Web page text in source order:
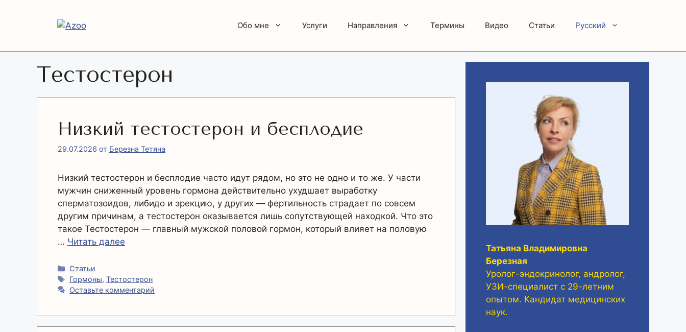
Обо мне Услуги Направления Термины Видео Статьи Русский
Тестостерон
Низкий тестостерон и бесплодие
29.07.2026 от Березна Тетяна
Низкий тестостерон и бесплодие часто идут рядом, но это не одно и то же. У части
мужчин сниженный уровень гормона действительно ухудшает выработку
сперматозоидов, либидо и эрекцию, у других — фертильность страдает по совсем
другим причинам, а тестостерон оказывается лишь сопутствующей находкой. Что это
такое Тестостерон — главный мужской половой гормон, который влияет на половую
… Читать далее
Рубрики
Статьи
Метки
Гормоны,Тестостерон
Оставьте комментарий
Татьяна Владимировна
Березная
Уролог-эндокринолог, андролог,
УЗИ-специалист с 29-летним
опытом. Кандидат медицинских
наук.